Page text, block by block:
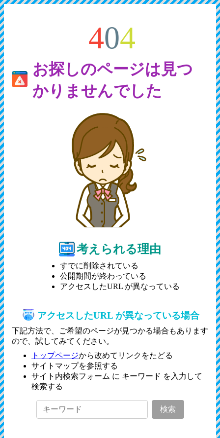
404
お探しのページは見つ
かりませんでした
考えられる理由
すでに削除されている
公開期間が終わっている
アクセスしたURL が異なっている
アクセスしたURL が異なっている場合
下記方法で、ご希望のページが見つかる場合もあります
ので、試してみてください。
トップページから改めてリンクをたどる
サイトマップを参照する
サイト内検索フォーム に キーワード を入力して
検索する
検索